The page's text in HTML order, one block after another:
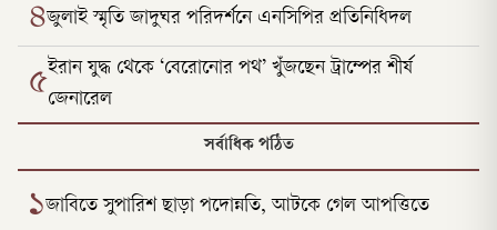
৪জুলাই স্মৃতি জাদুঘর পরিদর্শনে এনসিপির প্রতিনিধিদল
৫ইরান যুদ্ধ থেকে ‘বেরোনোর পথ’ খুঁজছেন ট্রাম্পের শীর্ষ
জেনারেল
সর্বাধিক পঠিত
১জাবিতে সুপারিশ ছাড়া পদোন্নতি, আটকে গেল আপত্তিতে